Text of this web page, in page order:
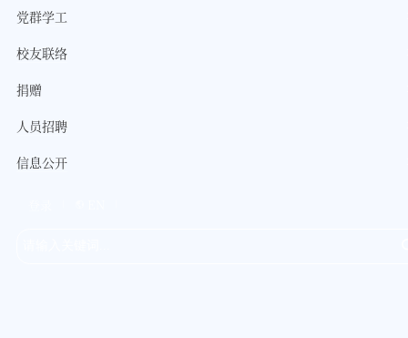
党群学工
校友联络
捐赠
人员招聘
信息公开